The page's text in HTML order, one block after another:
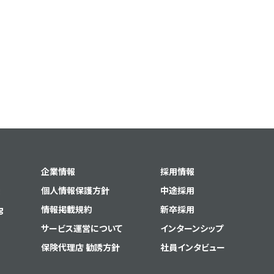
企業情報
個人情報保護方針
情報掲載規約
サービス運営について
保険代理店 勧誘方針
採用情報
中途採用
新卒採用
インターンシップ
社員インタビュー